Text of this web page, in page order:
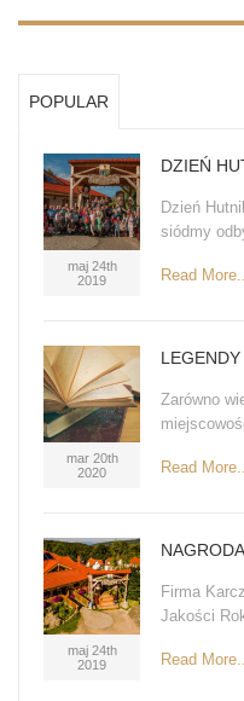
POPULAR
maj 24th
2019
DZIEŃ
Dzień
siódmy
Read
mar 20th
2020
Zarówno
Read
maj 24th
2019
NAGRODA
Firma
Jakości
Read